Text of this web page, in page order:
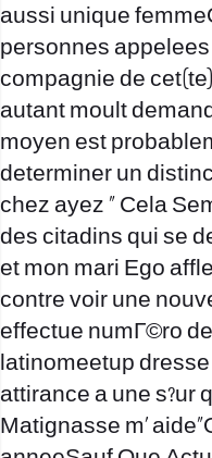
aussi unique
personnes
compagnie de
autant moult
moyen est
determiner un
chez ayez ” Cela
des citadins qui se
et mon mari Ego
contre voir une
effectue numГ©ro
latinomeetup
attirance a une s?ur
Matignasse m’